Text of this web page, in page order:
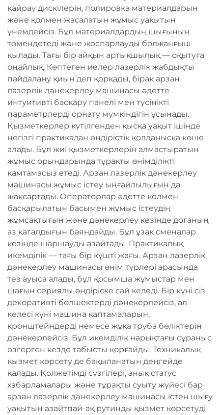
қайрау дискілерін, полировка материалдарын
және қолмен жасалатын жұмыс уақытын
үнемдейсіз. Бұл материалдардың шығынын
төмендетеді және жоспарлауды болжанғыш
қылады. Тағы бір айқын артықшылық — оқытуға
оңайлық. Көптеген иелер лазерлік жабдықты
пайдалану қиын деп қорқады, бірақ арзан
лазерлік дәнекерлеу машинасы әдетте
интуитивті басқару панелі мен түсінікті
параметрлерді орнату мүмкіндігін ұсынады.
Қызметкерлер күтілгенден қысқа уақыт ішінде
негізгі практикадан өндірістік қолданысқа көше
алады. Бұл жиі қызметкерлерін алмастыратын
жұмыс орындарында тұрақты өнімділікті
қамтамасыз етеді. Арзан лазерлік дәнекерлеу
машинасы жұмыс істеу ыңғайлылығын да
жақсартады. Операторлар әдетте қолмен
басқарылатын басымен жұмыс істеудің
жұмсақтығын және дәнекерлеу кезінде доғаның
аз қаталдығын баяндайды. Бұл ұзақ сменалар
кезінде шаршауды азайтады. Практикалық
икемділік — тағы бір күшті жағы. Арзан лазерлік
дәнекерлеу машинасы өнім түрлері арасында
тез ауыса алады, бұл қосымша жұмыстар мен
шағын сериялы өндіріске сай келеді. Бір күні сіз
декоративті бөлшектерді дәнекерлейсіз, ал
келесі күні машина қаптамаларын,
кронштейндерді немесе жұқа труба бөліктерін
дәнекерлейсіз. Бұл икемділік нарықтағы сұраныс
өзгерген кезде табысты қорғайды. Техникалық
қызмет көрсету де бақыланатын деңгейде
қалады. Қолжетімді сүзгілері, анық статус
хабарламалары және тұрақты суыту жүйесі бар
арзан лазерлік дәнекерлеу машинасы істен шығу
уақытын азайтпай-ақ рутинды қызмет көрсетуді